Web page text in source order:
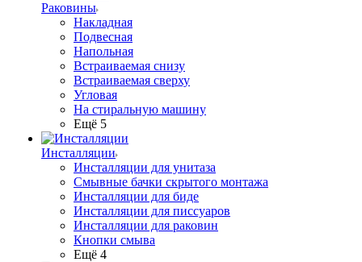
Раковины
Накладная
Подвесная
Напольная
Встраиваемая снизу
Встраиваемая сверху
Угловая
На стиральную машину
Ещё 5
Инсталляции
Инсталляции для унитаза
Смывные бачки скрытого монтажа
Инсталляции для биде
Инсталляции для писсуаров
Инсталляции для раковин
Кнопки смыва
Ещё 4